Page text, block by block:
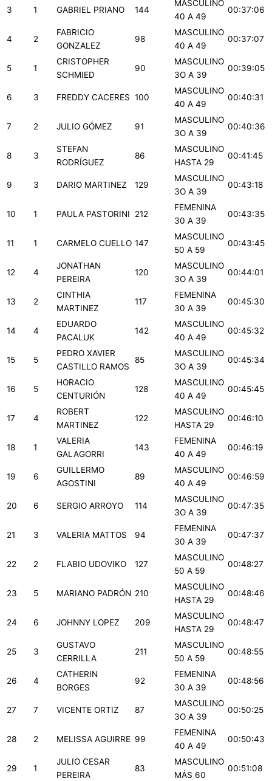
3 1 GABRIEL PRIANO 144
MASCULINO
40 A 49
00:37:06
4 2
FABRICIO
GONZALEZ
98
MASCULINO
40 A 49
00:37:07
5 1
CRISTOPHER
SCHMIED
90
MASCULINO
3O A 39
00:39:05
6 3 FREDDY CACERES 100
MASCULINO
40 A 49
00:40:31
7 2 JULIO GÓMEZ 91
MASCULINO
3O A 39
00:40:36
8 3
STEFAN
RODRÍGUEZ
86
MASCULINO
HASTA 29
00:41:45
9 3 DARIO MARTINEZ 129
MASCULINO
3O A 39
00:43:18
10 1 PAULA PASTORINI 212
FEMENINA
30 A 39
00:43:35
11 1 CARMELO CUELLO 147
MASCULINO
50 A 59
00:43:45
12 4
JONATHAN
PEREIRA
120
MASCULINO
3O A 39
00:44:01
13 2
CINTHIA
MARTINEZ
117
FEMENINA
30 A 39
00:45:30
14 4
EDUARDO
PACALUK
142
MASCULINO
40 A 49
00:45:32
15 5
PEDRO XAVIER
CASTILLO RAMOS
85
MASCULINO
3O A 39
00:45:34
16 5
HORACIO
CENTURIÓN
128
MASCULINO
40 A 49
00:45:45
17 4
ROBERT
MARTINEZ
122
MASCULINO
HASTA 29
00:46:10
18 1
VALERIA
GALAGORRI
143
FEMENINA
40 A 49
00:46:19
19 6
GUILLERMO
AGOSTINI
89
MASCULINO
40 A 49
00:46:59
20 6 SERGIO ARROYO 114
MASCULINO
3O A 39
00:47:35
21 3 VALERIA MATTOS 94
FEMENINA
30 A 39
00:47:37
22 2 FLABIO UDOVIKO 127
MASCULINO
50 A 59
00:48:27
23 5 MARIANO PADRÓN 210
MASCULINO
HASTA 29
00:48:46
24 6 JOHNNY LOPEZ 209
MASCULINO
HASTA 29
00:48:47
25 3
GUSTAVO
CERRILLA
211
MASCULINO
50 A 59
00:48:55
26 4
CATHERIN
BORGES
92
FEMENINA
30 A 39
00:48:56
27 7 VICENTE ORTIZ 87
MASCULINO
3O A 39
00:50:25
28 2 MELISSA AGUIRRE 99
FEMENINA
40 A 49
00:50:43
29 1
JULIO CESAR
PEREIRA
83
MASCULINO
MÁS 60
00:51:08